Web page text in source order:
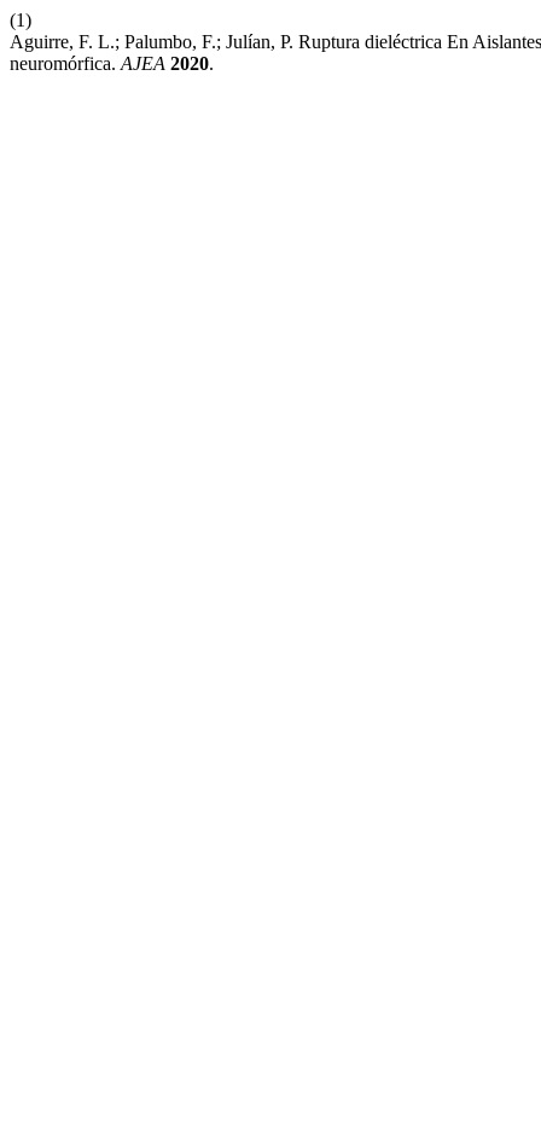
(1)
Aguirre, F. L.; Palumbo, F.; Julían, P. Ruptura dieléctrica En
neuromórfica. AJEA 2020.